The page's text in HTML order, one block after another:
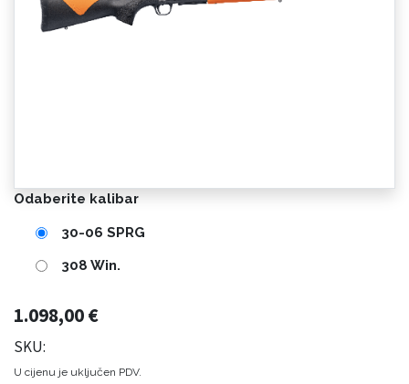
Odaberite kalibar
30-06 SPRG
308 Win.
1.098,00€
SKU:
U cijenu je uključen PDV.